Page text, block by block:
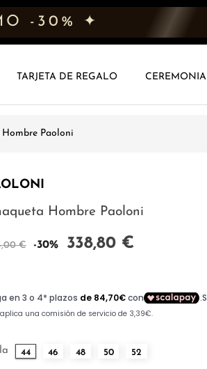
-30% ✦
TARJETA DE REGALO CEREMONIA
Paoloni
Hombre Paoloni
€ -30% 338,80 €
44 46 48 50 52